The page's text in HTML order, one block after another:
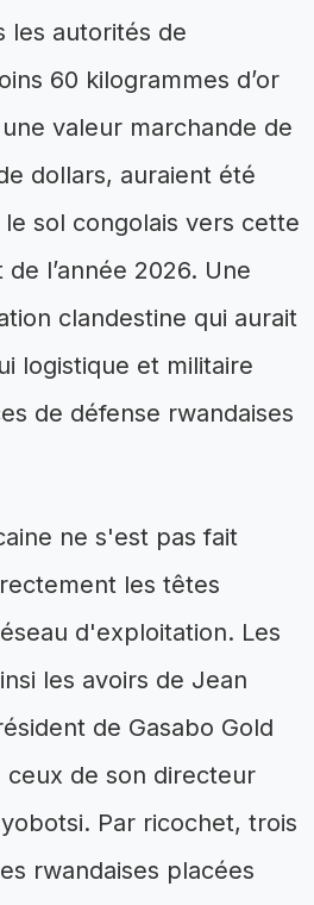
les autorités de
60 kilogrammes d’or
valeur marchande de
dollars, auraient été
sol congolais vers cette
l’année 2026. Une
clandestine qui aurait
logistique et militaire
de défense rwandaises
ne s'est pas fait
les têtes
d'exploitation. Les
les avoirs de Jean
de Gasabo Gold
ceux de son directeur
Par ricochet, trois
rwandaises placées